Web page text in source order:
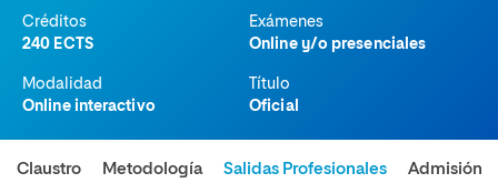
Créditos
240 ECTS
Exámenes
Online y/o presenciales
Modalidad
Online interactivo
Título
Oficial
Claustro Metodología Salidas Profesionales Admisión